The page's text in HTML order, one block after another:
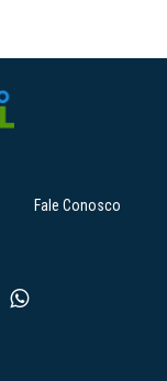
Fale Conosco